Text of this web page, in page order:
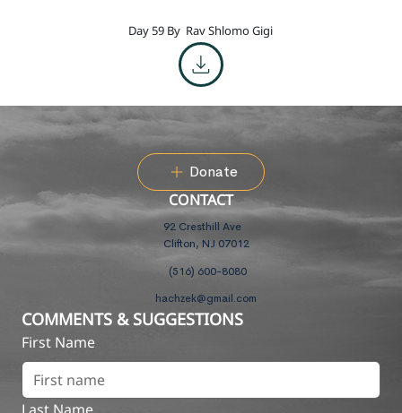
Day 59 By Rav Shlomo Gigi
Donate
CONTACT
92 Cresthill Ave
Clifton, NJ 07012
(516) 600-8080
hachzek@gmail.com
COMMENTS & SUGGESTIONS
First Name